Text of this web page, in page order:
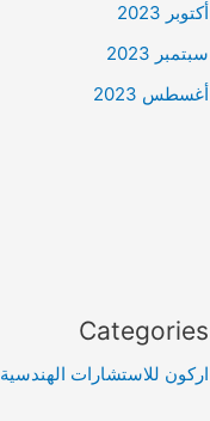
أكتوبر 2023
سبتمبر 2023
أغسطس 2023
Categories
اركون للاستشارات الهندسية